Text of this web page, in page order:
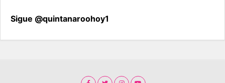
Sigue @quintanaroohoy1